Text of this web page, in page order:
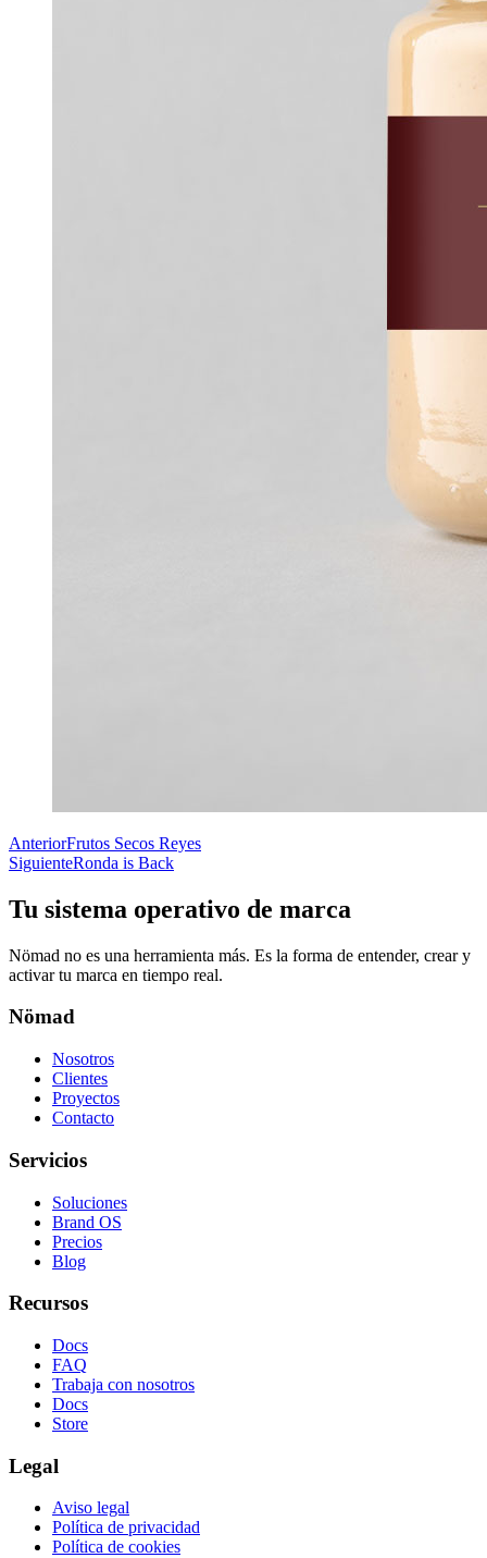
AnteriorFrutos Secos Reyes
SiguienteRonda is Back
Tu sistema operativo de marca
Nömad no es una herramienta más. Es la forma de entender, crear y
activar tu marca en tiempo real.
Nömad
Nosotros
Clientes
Proyectos
Contacto
Servicios
Soluciones
Brand OS
Precios
Blog
Recursos
Docs
FAQ
Trabaja con nosotros
Docs
Store
Legal
Aviso legal
Política de privacidad
Política de cookies